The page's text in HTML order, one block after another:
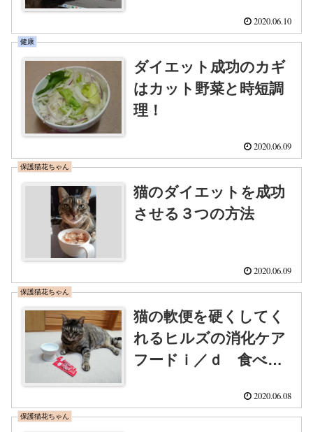
2020.06.10
健康
ダイエット成功のカギ
はカット野菜と時短調
理！
2020.06.09
保護猫花ちゃん
猫のダイエットを成功
させる３つの方法
2020.06.09
保護猫花ちゃん
猫の軟便を硬くしてく
れるヒルズの消化ケア
フードｉ／ｄ 食べや
リ いなばのチャオち
2020.06.08
保護猫花ちゃん